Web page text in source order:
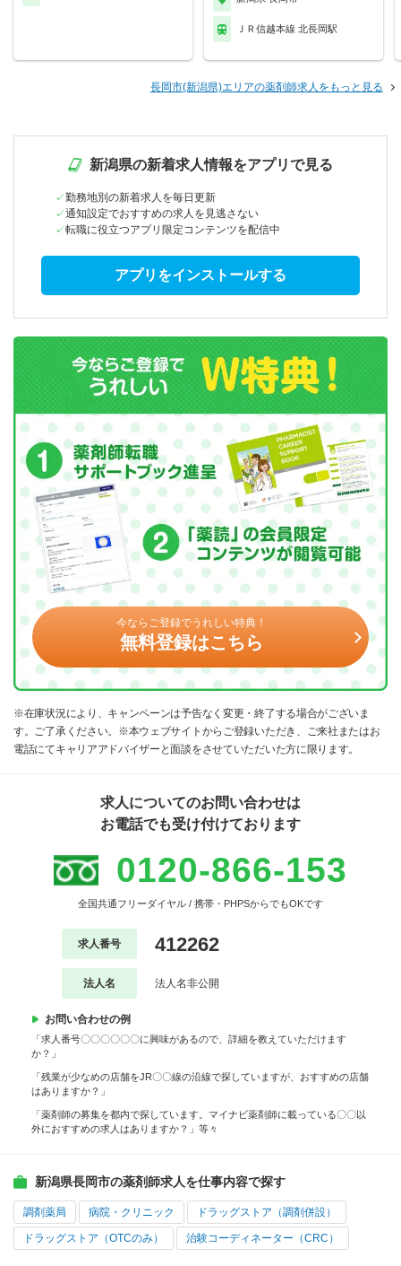
ＪＲ信越本線 北長岡駅
長岡市(新潟県)エリアの薬剤師求人をもっと見る
新潟県の新着求人情報をアプリで見る
勤務地別の新着求人を毎日更新
通知設定でおすすめの求人を見逃さない
転職に役立つアプリ限定コンテンツを配信中
アプリをインストールする
今ならご登録でうれしい特典！
無料登録はこちら
※在庫状況により、キャンペーンは予告なく変更・終了する場合がございま
す。ご了承ください。※本ウェブサイトからご登録いただき、ご来社またはお
電話にてキャリアアドバイザーと面談をさせていただいた方に限ります。
求人についてのお問い合わせは
お電話でも受け付けております
0120-866-153
全国共通フリーダイヤル / 携帯・PHPSからでもOKです
求人番号 412262
法人名 法人名非公開
お問い合わせの例
「求人番号〇〇〇〇〇〇に興味があるので、詳細を教えていただけます
か？」
「残業が少なめの店舗をJR〇〇線の沿線で探していますが、おすすめの店舗
はありますか？」
「薬剤師の募集を都内で探しています。マイナビ薬剤師に載っている〇〇以
外におすすめの求人はありますか？」等々
新潟県長岡市の薬剤師求人を仕事内容で探す
調剤薬局 病院・クリニック ドラッグストア（調剤併設）
ドラッグストア（OTCのみ） 治験コーディネーター（CRC）